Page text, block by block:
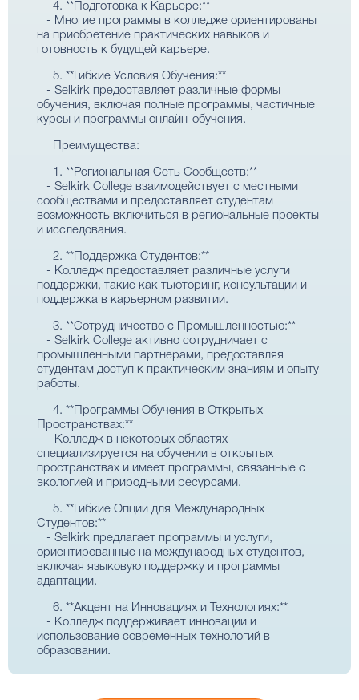
4. **Подготовка к Карьере:**
- Многие программы в колледже ориентированы
на приобретение практических навыков и
готовность к будущей карьере.
5. **Гибкие Условия Обучения:**
- Selkirk предоставляет различные формы
обучения, включая полные программы, частичные
курсы и программы онлайн-обучения.
Преимущества:
1. **Региональная Сеть Сообществ:**
- Selkirk College взаимодействует с местными
сообществами и предоставляет студентам
возможность включиться в региональные проекты
и исследования.
2. **Поддержка Студентов:**
- Колледж предоставляет различные услуги
поддержки, такие как тьюторинг, консультации и
поддержка в карьерном развитии.
3. **Сотрудничество с Промышленностью:**
- Selkirk College активно сотрудничает с
промышленными партнерами, предоставляя
студентам доступ к практическим знаниям и опыту
работы.
4. **Программы Обучения в Открытых
Пространствах:**
- Колледж в некоторых областях
специализируется на обучении в открытых
пространствах и имеет программы, связанные с
экологией и природными ресурсами.
5. **Гибкие Опции для Международных
Студентов:**
- Selkirk предлагает программы и услуги,
ориентированные на международных студентов,
включая языковую поддержку и программы
адаптации.
6. **Акцент на Инновациях и Технологиях:**
- Колледж поддерживает инновации и
использование современных технологий в
образовании.